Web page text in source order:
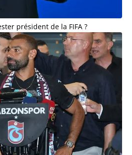
président de la FIFA ?